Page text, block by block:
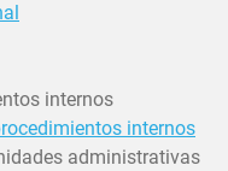
internos
internos
administrativas